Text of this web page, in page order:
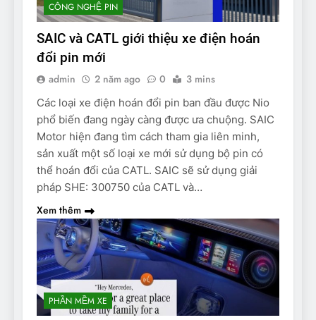
CÔNG NGHỆ PIN
SAIC và CATL giới thiệu xe điện hoán
đổi pin mới
admin 2 năm ago 0 3 mins
Các loại xe điện hoán đổi pin ban đầu được Nio
phổ biến đang ngày càng được ưa chuộng. SAIC
Motor hiện đang tìm cách tham gia liên minh,
sản xuất một số loại xe mới sử dụng bộ pin có
thể hoán đổi của CATL. SAIC sẽ sử dụng giải
pháp SHE: 300750 của CATL và…
Xem thêm
PHẦN MỀM XE